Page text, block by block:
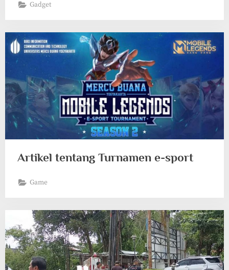
Gadget
Artikel tentang Turnamen e-sport
Game